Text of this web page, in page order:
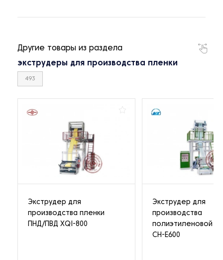
Другие товары из раздела
экструдеры для производства пленки
493
Экструдер для
производства пленки
ПНД/ПВД XQI-800
Экструдер для
производства
полиэтиленовой
CH-E600